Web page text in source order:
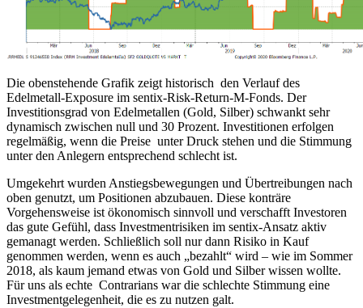
Die obenstehende Grafik zeigt historisch den Verlauf des
Edelmetall-Exposure im sentix-Risk-Return-M-Fonds. Der
Investitionsgrad von Edelmetallen (Gold, Silber) schwankt sehr
dynamisch zwischen null und 30 Prozent. Investitionen erfolgen
regelmäßig, wenn die Preise unter Druck stehen und die Stimmung
unter den Anlegern entsprechend schlecht ist.
Umgekehrt wurden Anstiegsbewegungen und Übertreibungen nach
oben genutzt, um Positionen abzubauen. Diese konträre
Vorgehensweise ist ökonomisch sinnvoll und verschafft Investoren
das gute Gefühl, dass Investmentrisiken im sentix-Ansatz aktiv
gemanagt werden. Schließlich soll nur dann Risiko in Kauf
genommen werden, wenn es auch „bezahlt“ wird – wie im Sommer
2018, als kaum jemand etwas von Gold und Silber wissen wollte.
Für uns als echte Contrarians war die schlechte Stimmung eine
Investmentgelegenheit, die es zu nutzen galt.